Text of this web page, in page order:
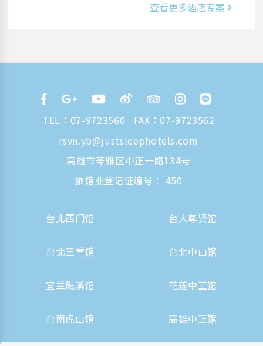
查看更多酒店专案
TEL： 07-9723560
FAX：07-9723562
rsvn.yb@justsleephotels.com
高雄市苓雅区中正一路134号
旅馆业登记证编号： 450
台北西门馆 台大尊贤馆
台北三重馆 台北中山馆
宜兰礁溪馆 花莲中正馆
台南虎山馆 高雄中正馆